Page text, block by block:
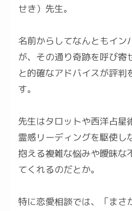
せき）先生。
名前からしてなんともイン
が、その通り奇跡を呼び寄
と的確なアドバイスが評判
す。
先生はタロットや西洋占星
霊感リーディングを駆使し
抱える複雑な悩みや曖昧な
てくれるのだとか。
特に恋愛相談では、「まさ